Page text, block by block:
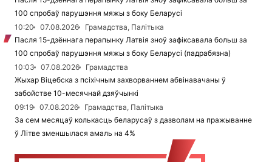
100 спробаў парушэння мяжы з боку Беларусі
10:20
07.08.2026
Грамадства, Палітыка
Пасля 15-дзённага перапынку Латвія зноў зафіксавала больш за
100 спробаў парушэння мяжы з боку Беларусі (падрабязна)
10:03
07.08.2026
Грамадства
Жыхар Віцебска з псіхічным захворваннем абвінавачаны ў
забойстве 10-месячнай дзяўчынкі
09:19
07.08.2026
Грамадства, Палітыка
За сем месяцаў колькасць беларусаў з дазволам на пражыванне
ў Літве зменшылася амаль на 4%